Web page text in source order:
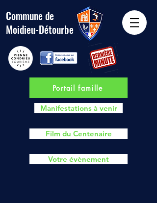
Commune de
Moidieu-Détourbe
Portail famille
Manifestations à venir
Film du Centenaire
Votre évènement